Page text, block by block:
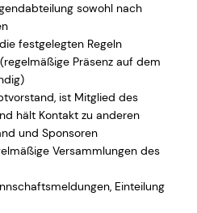
sowohl nach
festgelegten Regeln
Präsenz auf dem
ist Mitglied des
hält Kontakt zu anderen
und Sponsoren
Versammlungen des
Einteilung